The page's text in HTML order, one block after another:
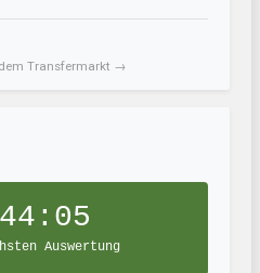
Transfermarkt →
Auswertung